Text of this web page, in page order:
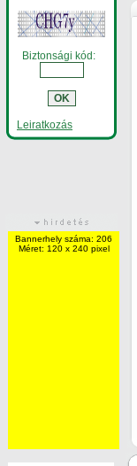
Biztonsági kód:
Leiratkozás
Bannerhely száma: 206
Méret: 120 x 240 pixel